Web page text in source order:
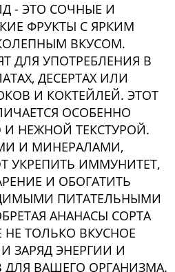
- ЭТО СОЧНЫЕ И
ФРУКТЫ С ЯРКИМ
ВКУСОМ.
ДЛЯ УПОТРЕБЛЕНИЯ В
ДЕСЕРТАХ ИЛИ
И КОКТЕЙЛЕЙ. ЭТОТ
ОСОБЕННО
НЕЖНОЙ ТЕКСТУРОЙ.
И МИНЕРАЛАМИ,
УКРЕПИТЬ ИММУНИТЕТ,
И ОБОГАТИТЬ
ПИТАТЕЛЬНЫМИ
АНАНАСЫ СОРТА
ТОЛЬКО ВКУСНОЕ
ЗАРЯД ЭНЕРГИИ И
ВАШЕГО ОРГАНИЗМА.